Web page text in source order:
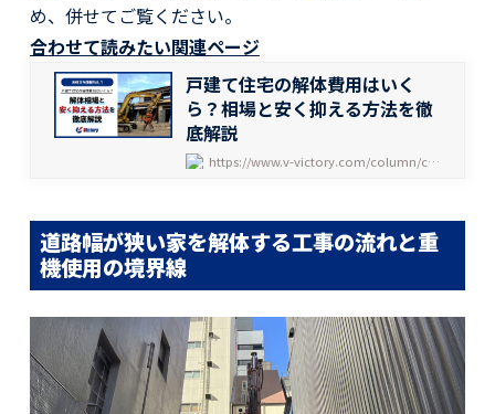
め、併せてご覧ください。
合わせて読みたい関連ページ
戸建て住宅の解体費用はいく
ら？相場と安く抑える方法を徹
底解説
https://www.v-victory.com/column/column-2220/
道路幅が狭い家を解体する工事の流れと重
機使用の境界線